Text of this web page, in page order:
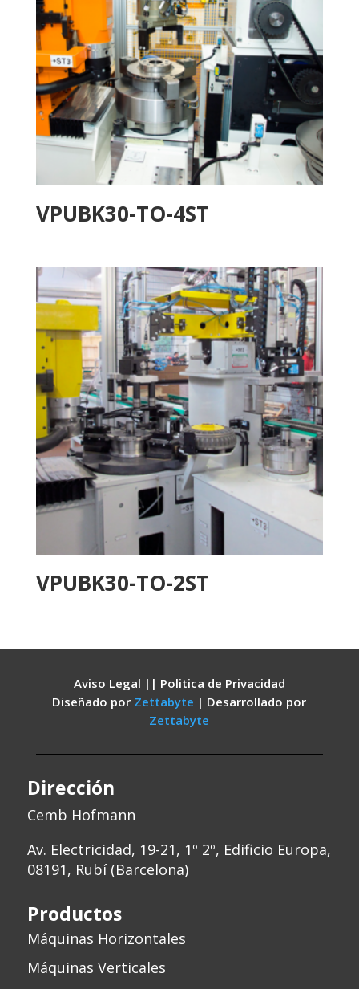
VPUBK30-TO-4ST
VPUBK30-TO-2ST
Aviso Legal || Politica de Privacidad
Diseñado por Zettabyte | Desarrollado por
Zettabyte
Dirección
Cemb Hofmann
Av. Electricidad, 19-21, 1º 2º, Edificio Europa,
08191, Rubí (Barcelona)
Productos
Máquinas Horizontales
Máquinas Verticales